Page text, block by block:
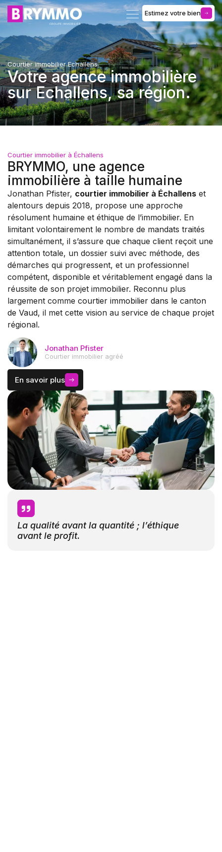
Estimez votre bien
Courtier immobilier Echallens
Votre agence immobilière
sur Echallens, sa région.
La qualité avant la quantité ; l’éthique
avant le profit.
Courtier immobilier à Échallens
BRYMMO, une agence
immobilière à taille humaine
Jonathan Pfister, courtier immobilier à Échallens et
alentours depuis 2018, propose une approche
résolument humaine et éthique de l’immobilier. En
limitant volontairement le nombre de mandats traités
simultanément, il s’assure que chaque client reçoit une
attention totale, un dossier suivi avec méthode, des
démarches qui progressent, et un professionnel
compétent, disponible et véritablement engagé dans la
réussite de son projet immobilier. Reconnu plus
largement comme courtier immobilier dans le canton
de Vaud, il met cette vision au service de chaque projet
régional.
Jonathan Pfister
Courtier immobilier agréé
En savoir plus